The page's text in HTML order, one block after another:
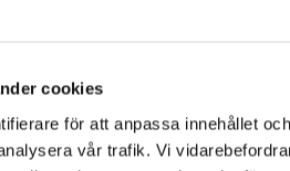
cookies
för att anpassa innehållet
vår trafik. Vi
och material